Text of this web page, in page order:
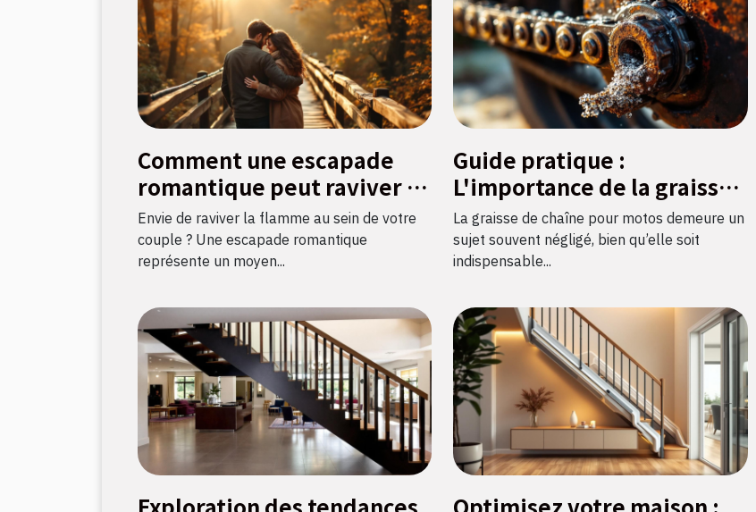
Comment une escapade
romantique peut raviver la
flamme amoureuse ?
Envie de raviver la flamme au sein de votre
couple ? Une escapade romantique
représente un moyen...
Guide pratique :
L'importance de la graisse
de chaîne pour motos
La graisse de chaîne pour motos demeure un
sujet souvent négligé, bien qu’elle soit
indispensable...